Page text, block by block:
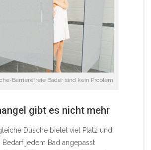
Barrierefreie Bäder sind kein Problem
gibt es nicht mehr
Dusche bietet viel Platz und
Bedarf jedem Bad angepasst